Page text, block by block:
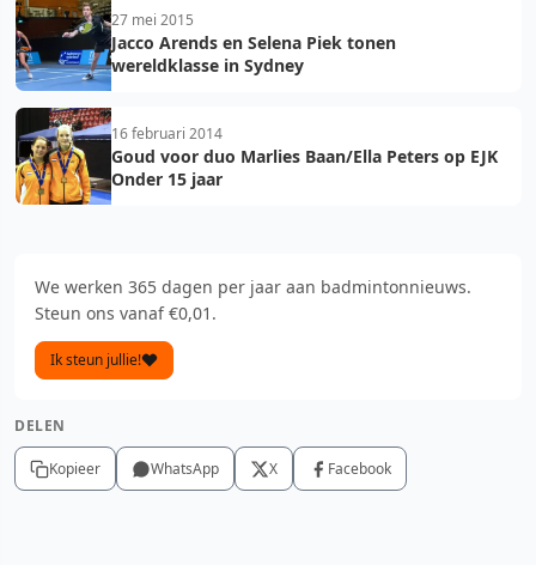
27 mei 2015
Jacco Arends en Selena Piek tonen
wereldklasse in Sydney
16 februari 2014
Goud voor duo Marlies Baan/Ella Peters op EJK
Onder 15 jaar
We werken 365 dagen per jaar aan badmintonnieuws.
Steun ons vanaf €0,01.
Ik steun jullie!
DELEN
Kopieer WhatsApp X Facebook